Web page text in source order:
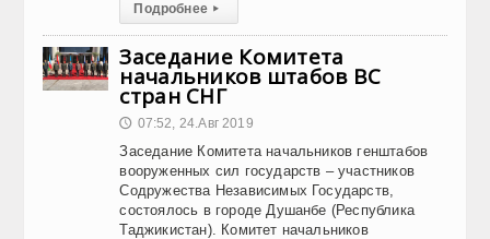
Подробнее ▸
Заседание Комитета
начальников штабов ВС
стран СНГ
🕔 07:52, 24.Авг 2019
Заседание Комитета начальников генштабов
вооруженных сил государств – участников
Содружества Независимых Государств,
состоялось в городе Душанбе (Республика
Таджикистан). Комитет начальников